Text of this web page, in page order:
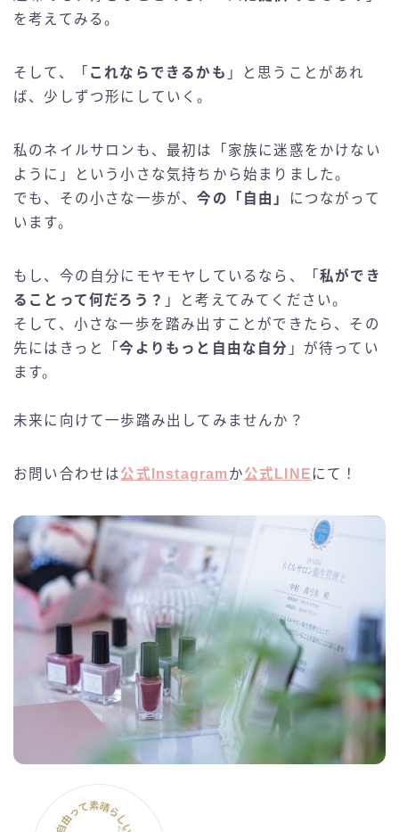
を考えてみる。
そして、「 これならできるかも 」と思うことがあれ
ば、少しずつ形にしていく。
私のネイルサロンも、最初は「家族に迷惑をかけない
ように」という小さな気持ちから始まりました。
でも、その小さな一歩が、今の「自由」
につながって
います。
もし、今の自分にモヤモヤしているなら、「 私ができ
ることって何だろう？ 」と考えてみてください。
そして、小さな一歩を踏み出すことができたら、その
先にはきっと「今よりもっと自由な自分 」が待ってい
ます。
未来に向けて一歩踏み出してみませんか？
お問い合わせは公式Instagram か公式LINE にて！